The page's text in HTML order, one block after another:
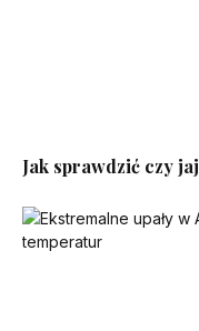
Jak sprawdzić czy